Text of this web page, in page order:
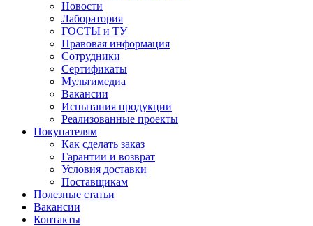
Новости
Лаборатория
ГОСТЫ и ТУ
Правовая информация
Сотрудники
Сертификаты
Мультимедиа
Вакансии
Испытания продукции
Реализованные проекты
Покупателям
Как сделать заказ
Гарантии и возврат
Условия доставки
Поставщикам
Полезные статьи
Вакансии
Контакты